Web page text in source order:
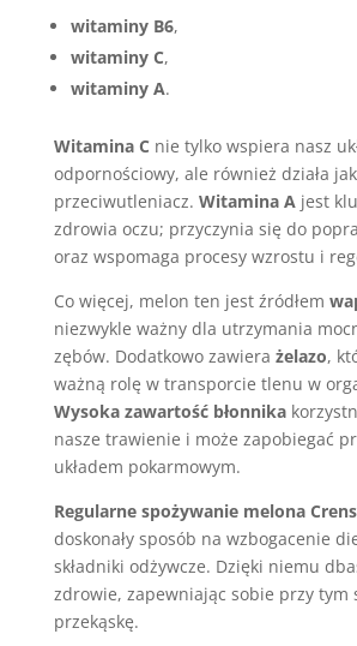
witaminy B6,
witaminy C,
witaminy A.
Witamina C nie tylko wspiera nasz
odpornościowy, ale również działa
przeciwutleniacz. Witamina Ajest
zdrowia oczu; przyczynia się do
oraz wspomaga procesy wzrostu i
Co więcej, melon ten jest źródłem
niezwykle ważny dla utrzymania
zębów. Dodatkowo zawiera żelazo,
ważną rolę w transporcie tlenu w
Wysoka zawartość błonnika
nasze trawienie i może zapobiegać
układem pokarmowym.
Regularne spożywanie melona
doskonały sposób na wzbogacenie
składniki odżywcze. Dzięki niemu
zdrowie, zapewniając sobie przy tym
przekąskę.